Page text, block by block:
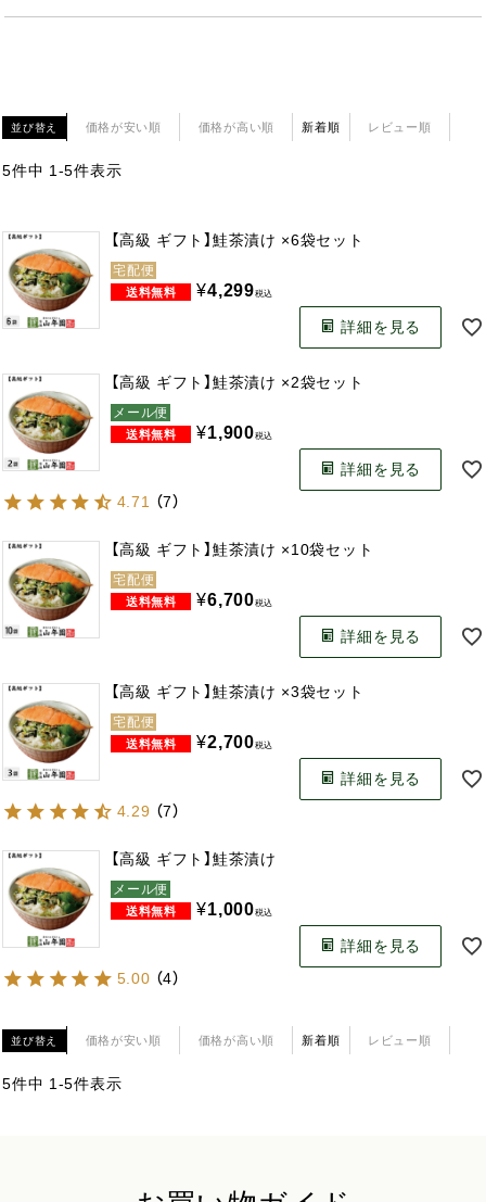
並び替え 価格が安い順 価格が高い順 新着順 レビュー順
5件中 1-5件表示
【高級 ギフト】鮭茶漬け ×6袋セット
宅配便
¥4,299税込
詳細を見る
【高級 ギフト】鮭茶漬け ×2袋セット
メール便
¥1,900税込
詳細を見る
4.71 （7）
【高級 ギフト】鮭茶漬け ×10袋セット
宅配便
¥6,700税込
詳細を見る
【高級 ギフト】鮭茶漬け ×3袋セット
宅配便
¥2,700税込
詳細を見る
4.29 （7）
【高級 ギフト】鮭茶漬け
メール便
¥1,000税込
詳細を見る
5.00 （4）
並び替え 価格が安い順 価格が高い順 新着順 レビュー順
5件中 1-5件表示